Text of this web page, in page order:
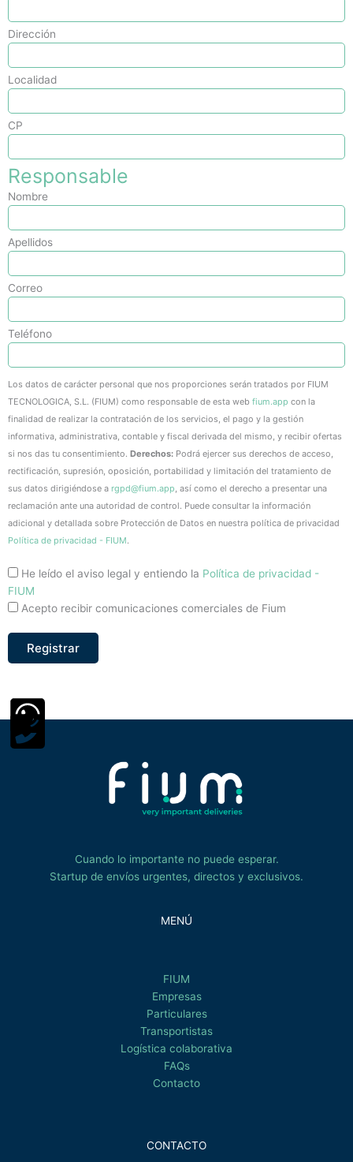
Dirección
Localidad
CP
Responsable
Nombre
Apellidos
Correo
Teléfono
Los datos de carácter personal que nos proporciones serán tratados por FIUM
TECNOLOGICA, S.L. (FIUM) como responsable de esta web fium.app con la
finalidad de realizar la contratación de los servicios, el pago y la gestión
informativa, administrativa, contable y fiscal derivada del mismo, y recibir ofertas
si nos das tu consentimiento. Derechos: Podrá ejercer sus derechos de acceso,
rectificación, supresión, oposición, portabilidad y limitación del tratamiento de
sus datos dirigiéndose a rgpd@fium.app , así como el derecho a presentar una
reclamación ante una autoridad de control. Puede consultar la información
adicional y detallada sobre Protección de Datos en nuestra política de privacidad
Política de privacidad - FIUM.
He leído el aviso legal y entiendo la Política de privacidad -
FIUM
Acepto recibir comunicaciones comerciales de Fium
Registrar
Cuando lo importante no puede esperar.
Startup de envíos urgentes, directos y exclusivos.
MENÚ
FIUM
Empresas
Particulares
Transportistas
Logística colaborativa
FAQs
Contacto
CONTACTO